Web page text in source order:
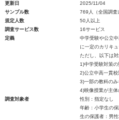
更新日
2025/11/04
サンプル数
769人（全国調査
規定人数
50人以上
調査サービス数
16サービス
定義
中学受験や公立
に一定のカリキ
ただし、以下は
1)中学受験対策の
2)公立中高一貫
3)一部の教科の
4)映像授業が主体
調査対象者
性別：指定なし
年齢：小学生の
生の保護者：男